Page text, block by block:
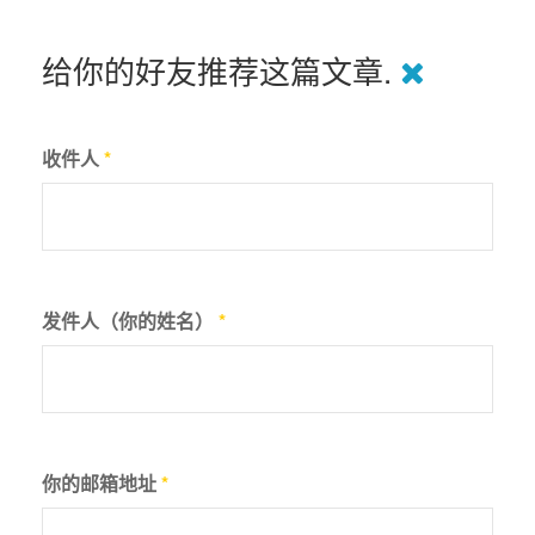
给你的好友推荐这篇文章.
收件人*
发件人（你的姓名） *
你的邮箱地址*